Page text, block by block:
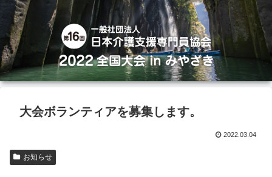
大会ボランティアを募集します。
2022.03.04
お知らせ